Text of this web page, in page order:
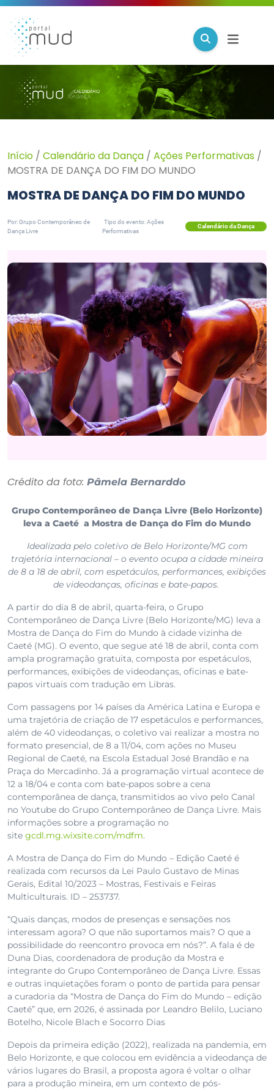
Início / Calendário da Dança / Ações Performativas /
MOSTRA DE DANÇA DO FIM DO MUNDO
MOSTRA DE DANÇA DO FIM DO MUNDO
Por: Grupo Contemporâneo de
Dança Livre
Tipo do evento: Ações
Performativas
Calendário da Dança
Crédito da foto: Pâmela Bernarddo
Grupo Contemporâneo de Dança Livre (Belo Horizonte)
leva a Caeté a Mostra de Dança do Fim do Mundo
Idealizada pelo coletivo de Belo Horizonte/MG com
trajetória internacional – o evento ocupa a cidade mineira
de 8 a 18 de abril, com espetáculos, performances, exibições
de videodanças, oficinas e bate-papos.
A partir do dia 8 de abril, quarta-feira, o Grupo
Contemporâneo de Dança Livre (Belo Horizonte/MG) leva a
Mostra de Dança do Fim do Mundo à cidade vizinha de
Caeté (MG). O evento, que segue até 18 de abril, conta com
ampla programação gratuita, composta por espetáculos,
performances, exibições de videodanças, oficinas e bate-
papos virtuais com tradução em Libras.
Com passagens por 14 países da América Latina e Europa e
uma trajetória de criação de 17 espetáculos e performances,
além de 40 videodanças, o coletivo vai realizar a mostra no
formato presencial, de 8 a 11/04, com ações no Museu
Regional de Caeté, na Escola Estadual José Brandão e na
Praça do Mercadinho. Já a programação virtual acontece de
12 a 18/04 e conta com bate-papos sobre a cena
contemporânea de dança, transmitidos ao vivo pelo Canal
no Youtube do Grupo Contemporâneo de Dança Livre. Mais
informações sobre a programação no
site gcdl.mg.wixsite.com/mdfm.
A Mostra de Dança do Fim do Mundo – Edição Caeté é
realizada com recursos da Lei Paulo Gustavo de Minas
Gerais, Edital 10/2023 – Mostras, Festivais e Feiras
Multiculturais. ID – 253737.
“Quais danças, modos de presenças e sensações nos
interessam agora? O que não suportamos mais? O que a
possibilidade do reencontro provoca em nós?”. A fala é de
Duna Dias, coordenadora de produção da Mostra e
integrante do Grupo Contemporâneo de Dança Livre. Essas
e outras inquietações foram o ponto de partida para pensar
a curadoria da “Mostra de Dança do Fim do Mundo – edição
Caeté” que, em 2026, é assinada por Leandro Belilo, Luciano
Botelho, Nicole Blach e Socorro Dias
Depois da primeira edição (2022), realizada na pandemia, em
Belo Horizonte, e que colocou em evidência a videodança de
vários lugares do Brasil, a proposta agora é voltar o olhar
para a produção mineira, em um contexto de pós-